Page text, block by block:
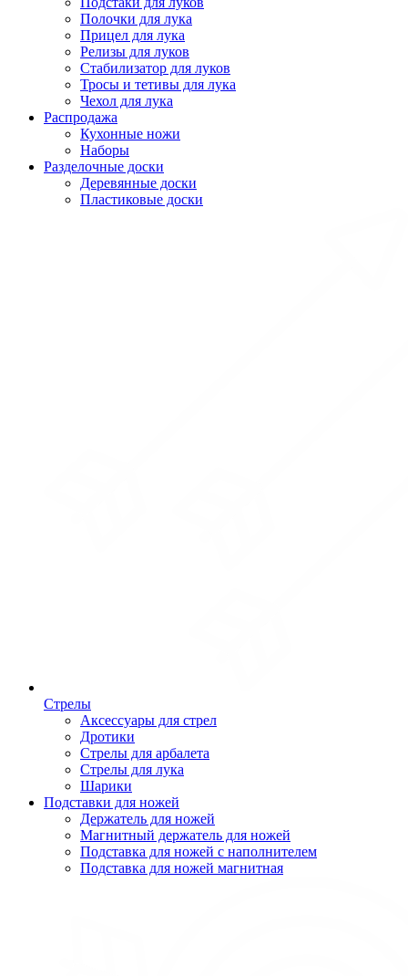
Полочки для лука
Прицел для лука
Релизы для луков
Стабилизатор для луков
Тросы и тетивы для лука
Чехол для лука
Распродажа
Кухонные ножи
Наборы
Разделочные доски
Деревянные доски
Пластиковые доски
Стрелы
Аксессуары для стрел
Дротики
Стрелы для арбалета
Стрелы для лука
Шарики
Подставки для ножей
Держатель для ножей
Магнитный держатель для ножей
Подставка для ножей с наполнителем
Подставка для ножей магнитная